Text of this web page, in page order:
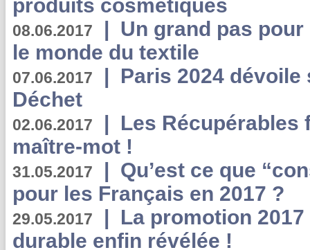
produits cosmétiques
08.06.2017 | Un grand pas
le monde du textile
07.06.2017 | Paris 2024
Déchet
02.06.2017 | Les Récupérables
maître-mot !
31.05.2017 | Qu’est ce que
pour les Français en 2017 ?
29.05.2017 | La promotion
durable enfin révélée !